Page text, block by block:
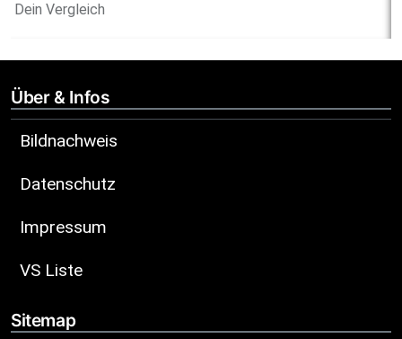
Dein Vergleich
Über & Infos
Bildnachweis
Datenschutz
Impressum
VS Liste
Sitemap